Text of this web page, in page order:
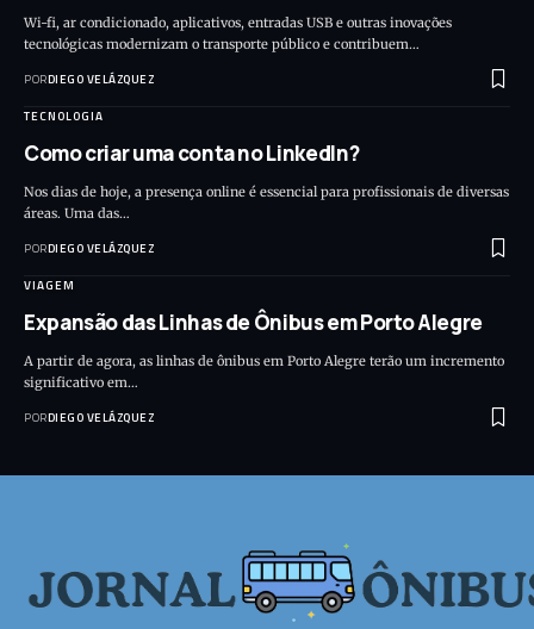
Wi-fi, ar condicionado, aplicativos, entradas USB e outras inovações
tecnológicas modernizam o transporte público e contribuem…
PORDIEGO VELÁZQUEZ
TECNOLOGIA
Como criar uma conta no LinkedIn?
Nos dias de hoje, a presença online é essencial para profissionais de diversas
áreas. Uma das…
PORDIEGO VELÁZQUEZ
VIAGEM
Expansão das Linhas de Ônibus em Porto Alegre
A partir de agora, as linhas de ônibus em Porto Alegre terão um incremento
significativo em…
PORDIEGO VELÁZQUEZ